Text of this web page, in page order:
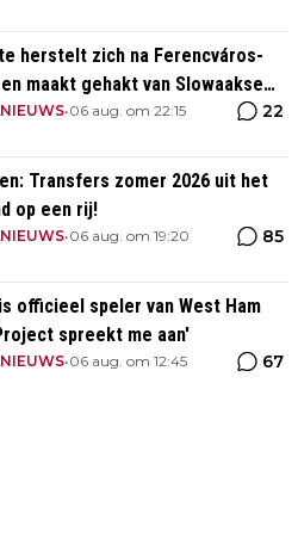
herstelt zich na Ferencváros-
maakt gehakt van Slowaakse
•06 aug. om 22:15 22
Transfers zomer 2026 uit het
op een rij!
•06 aug. om 19:20 85
officieel speler van West Ham
spreekt me aan'
•06 aug. om 12:45 67